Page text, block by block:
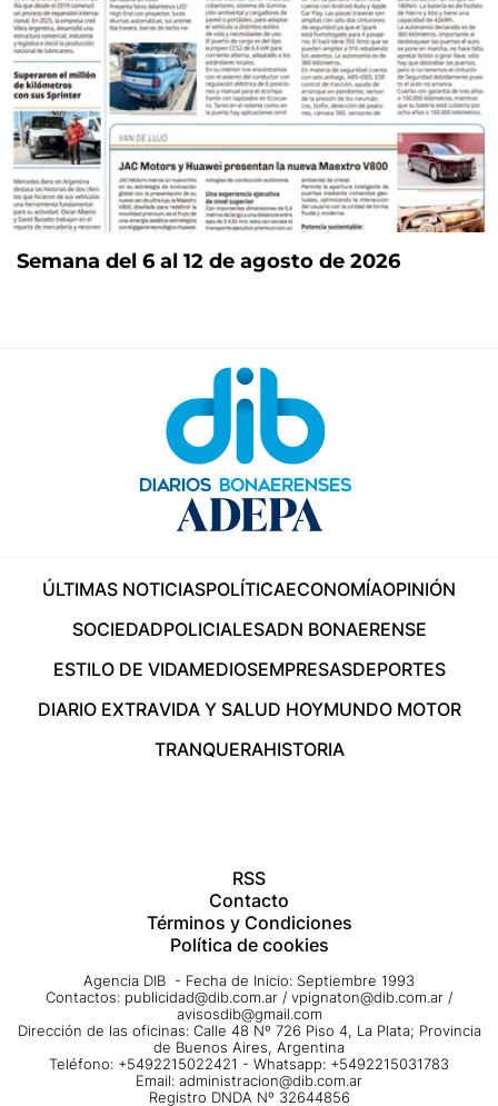
Semana del 6 al 12 de agosto de 2026
ÚLTIMAS NOTICIASPOLÍTICAECONOMÍAOPINIÓN
SOCIEDADPOLICIALESADN BONAERENSE
ESTILO DE VIDAMEDIOSEMPRESASDEPORTES
DIARIO EXTRAVIDA Y SALUD HOYMUNDO MOTOR
TRANQUERAHISTORIA
RSS
Contacto
Términos y Condiciones
Política de cookies
Agencia DIB - Fecha de Inicio: Septiembre 1993
Contactos: publicidad@dib.com.ar / vpignaton@dib.com.ar /
avisosdib@gmail.com
Dirección de las oficinas: Calle 48 Nº 726 Piso 4, La Plata; Provincia
de Buenos Aires, Argentina
Teléfono: +5492215022421 - Whatsapp: +5492215031783
Email: administracion@dib.com.ar
Registro DNDA Nº 32644856